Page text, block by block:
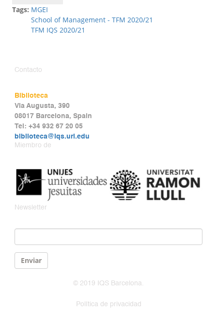
Tags: MGEI
School of Management - TFM 2020/21
TFM IQS 2020/21
Contacto
Biblioteca
Via Augusta, 390
08017 Barcelona, Spain
Tel: +34 932 67 20 05
biblioteca@iqs.url.edu
Miembro de
Newsletter
Enviar
© 2019 IQS Barcelona.
Política de privacidad